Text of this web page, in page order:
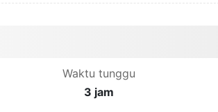
Waktu tunggu
3 jam